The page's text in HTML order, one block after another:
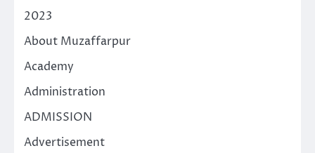
2023
About Muzaffarpur
Academy
Administration
ADMISSION
Advertisement